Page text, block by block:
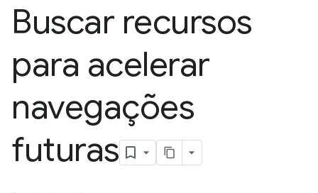
Buscar recursos
para acelerar
navegações
futuras